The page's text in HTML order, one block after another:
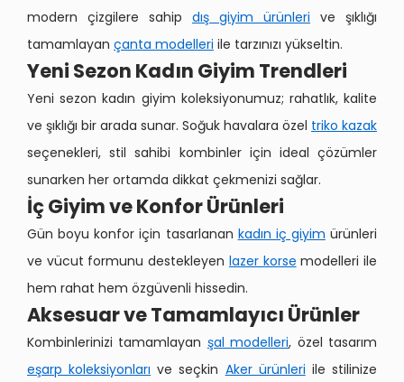
modern çizgilere sahip dış giyim ürünleri ve şıklığı
tamamlayan çanta modelleri ile tarzınızı yükseltin.
Yeni Sezon Kadın Giyim Trendleri
Yeni sezon kadın giyim koleksiyonumuz; rahatlık, kalite
ve şıklığı bir arada sunar. Soğuk havalara özel triko kazak
seçenekleri, stil sahibi kombinler için ideal çözümler
sunarken her ortamda dikkat çekmenizi sağlar.
İç Giyim ve Konfor Ürünleri
Gün boyu konfor için tasarlanan kadın iç giyim ürünleri
ve vücut formunu destekleyen lazer korse modelleri ile
hem rahat hem özgüvenli hissedin.
Aksesuar ve Tamamlayıcı Ürünler
Kombinlerinizi tamamlayan şal modelleri, özel tasarım
eşarp koleksiyonları ve seçkin Aker ürünleri ile stilinize